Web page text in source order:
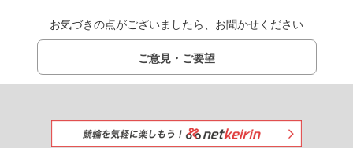
お気づきの点がございましたら、お聞かせください
ご意見・ご要望